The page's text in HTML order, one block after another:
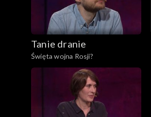
Tanie dranie
Święta wojna Rosji?